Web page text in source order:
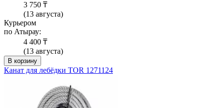
3 750 ₸
(13 августа)
Курьером
по Атырау:
4 400 ₸
(13 августа)
В корзину
Канат для лебёдки TOR 1271124